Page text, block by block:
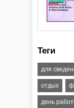
Теги
для
отдых
день